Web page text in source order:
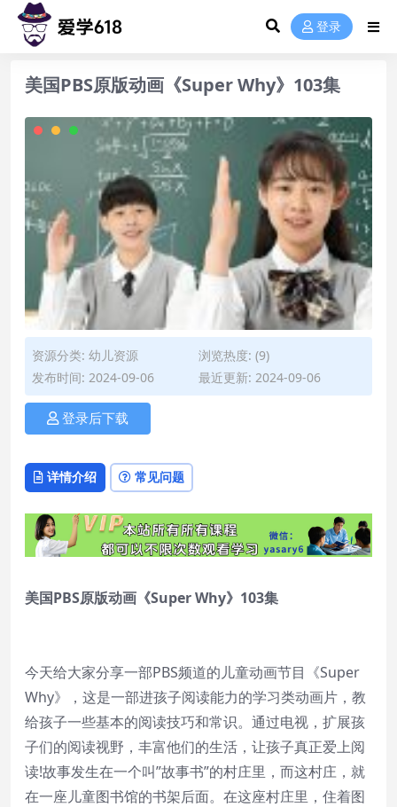
登录
美国PBS原版动画《Super Why》103集
资源分类: 幼儿资源
浏览热度: (9)
发布时间: 2024-09-06
最近更新: 2024-09-06
登录后下载
详情介绍 常见问题
美国PBS原版动画《Super Why》103集
今天给大家分享一部PBS频道的儿童动画节目《Super
Why》，这是一部进孩子阅读能力的学习类动画片，教
给孩子一些基本的阅读技巧和常识。通过电视，扩展孩
子们的阅读视野，丰富他们的生活，让孩子真正爱上阅
读!故事发生在一个叫”故事书”的村庄里，而这村庄，就
在一座儿童图书馆的书架后面。在这座村庄里，住着图